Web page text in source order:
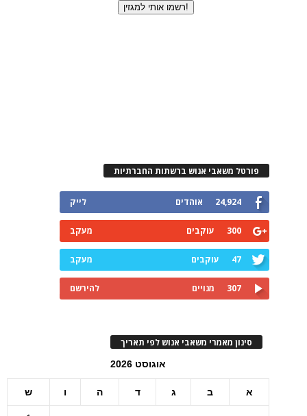
פורטל משאבי אנוש ברשתות החברתיות
24,924 אוהדים לייק
300 עוקבים מעקב
47 עוקבים מעקב
307 מנויים להירשם
סינון מאמרי משאבי אנוש לפי תאריך
אוגוסט 2026
א ב ג ד ה ו ש